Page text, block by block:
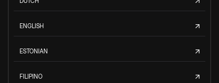
ENGLISH
ESTONIAN
FILIPINO